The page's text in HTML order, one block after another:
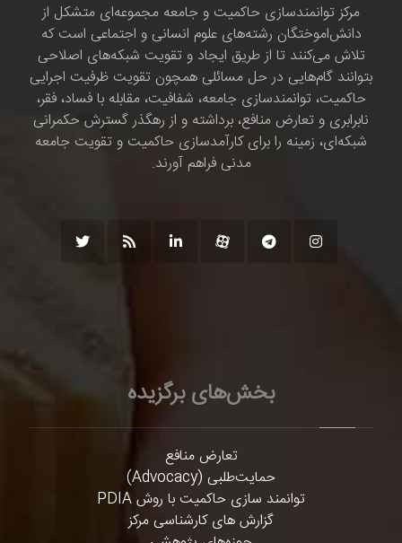
مرکز توانمندسازی حاکمیت و جامعه مجموعه‌ای متشکل از
دانش‌اموختگان رشته‌های علوم انسانی و اجتماعی است که
تلاش می‌کنند تا از طریق ایجاد و تقویت شبکه‌های اصلاحی
بتوانند گام‌هایی در حل مسائلی همچون تقویت ظرفیت اجرایی
حاکمیت، توانمندسازی جامعه، شفافیت، مقابله با فساد، فقر،
نابرابری و تعارض منافع، برداشته و از رهگذر گسترش حکمرانی
شبکه‌ای، زمینه را برای کارآمدسازی حاکمیت و تقویت جامعه
مدنی فراهم آورند.
بخش‌های برگزیده
تعارض منافع
حمایت‌طلبی (Advocacy)
توانمند سازی حاکمیت با روش PDIA
گزارش های کارشناسی مرکز